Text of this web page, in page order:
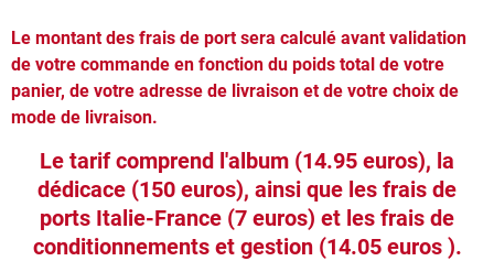
Le montant des frais de port sera calculé avant validation
de votre commande en fonction du poids total de votre
panier, de votre adresse de livraison et de votre choix de
mode de livraison.
Le tarif comprend l'album (14.95 euros), la
dédicace (150 euros), ainsi que les frais de
ports Italie-France (7 euros) et les frais de
conditionnements et gestion (14.05 euros ).